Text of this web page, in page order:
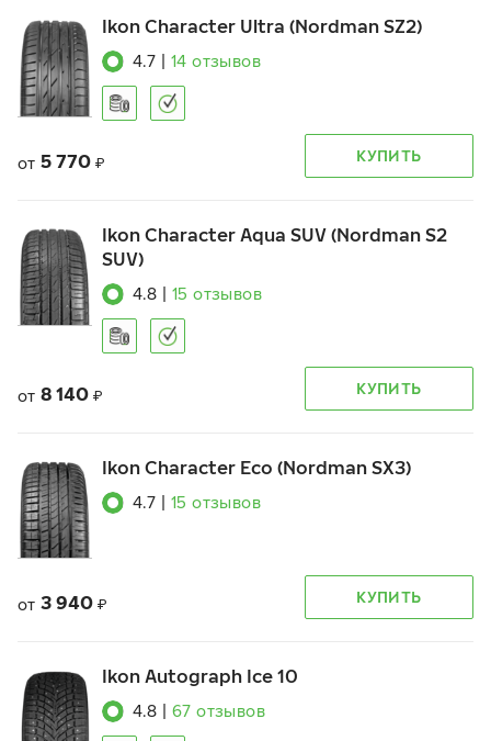
Ikon Character Ultra (Nordman SZ2)
4.7 14 отзывов
от 5 770 ₽ КУПИТЬ
Ikon Character Aqua SUV (Nordman S2
SUV)
4.8 15 отзывов
от 8 140 ₽ КУПИТЬ
Ikon Character Eco (Nordman SX3)
4.7 15 отзывов
от 3 940 ₽ КУПИТЬ
Ikon Autograph Ice 10
4.8 67 отзывов